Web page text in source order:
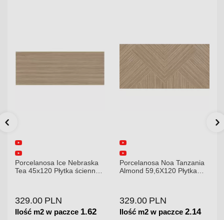
Porcelanosa Noa Tanzania
Almond 59,6X120 Płytka
329.00
Ilość m2 w paczce
Porcelanosa Karachi
120x120x8,5mm płytka
379.00
Ilość m2 w paczce